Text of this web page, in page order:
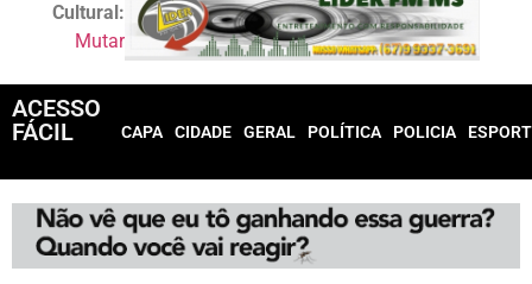
Cultural:
Mutar
ACESSO
FÁCIL
CAPA CIDADE GERAL POLÍTICA POLICIA